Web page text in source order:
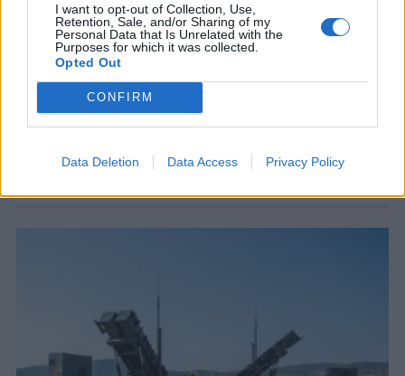
I want to opt-out of Collection, Use,
Retention, Sale, and/or Sharing of my
Personal Data that Is Unrelated with the
Purposes for which it was collected.
Opted Out
CONFIRM
Data Deletion Data Access Privacy Policy
ΓΕΕΘΑ
ΓΕΕΘΑ: Εγκαινιάστηκαν νέοι ξενώνες
στη νήσο Ρω – Δωρεά της οικογένειας
Τσουβελεκάκη
Από την πλευρά των δωρητών, τονίστηκε ότι η
προσωπικό των Ενόπλων Δυνάμεων